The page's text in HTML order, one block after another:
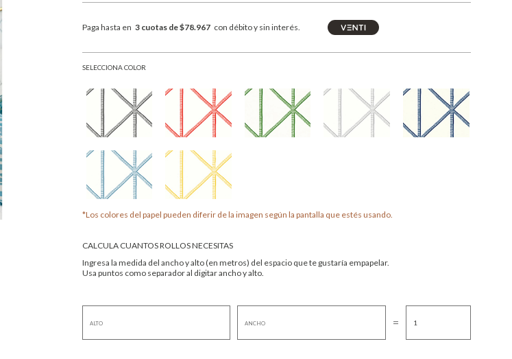
Paga hasta en 3 cuotas de $78.967 con débito y sin interés.
SELECCIONA COLOR
*Los colores del papel pueden diferir de la imagen según la pantalla que estés usando.
CALCULA CUANTOS ROLLOS NECESITAS
Ingresa la medida del ancho y alto (en metros) del espacio que te gustaría empapelar.
Usa puntos como separador al digitar ancho y alto.
=